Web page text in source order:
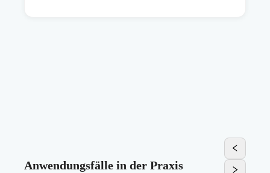
Anwendungsfälle in der Praxis